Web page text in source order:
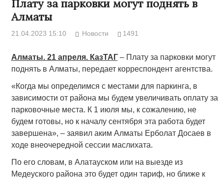
Плату за парковки могут поднять в
Алматы
21.04.2023 15:10 Новости 1491
Алматы. 21 апреля. КазТАГ – Плату за парковки могут
поднять в Алматы, передает корреспондент агентства.
«Когда мы определимся с местами для паркинга, в
зависимости от района мы будем увеличивать оплату за
парковочные места. К 1 июля мы, к сожалению, не
будем готовы, но к началу сентября эта работа будет
завершена», – заявил аким Алматы Ерболат Досаев в
ходе внеочередной сессии маслихата.
По его словам, в Алатауском или на выезде из
Медеуского района это будет один тариф, но ближе к